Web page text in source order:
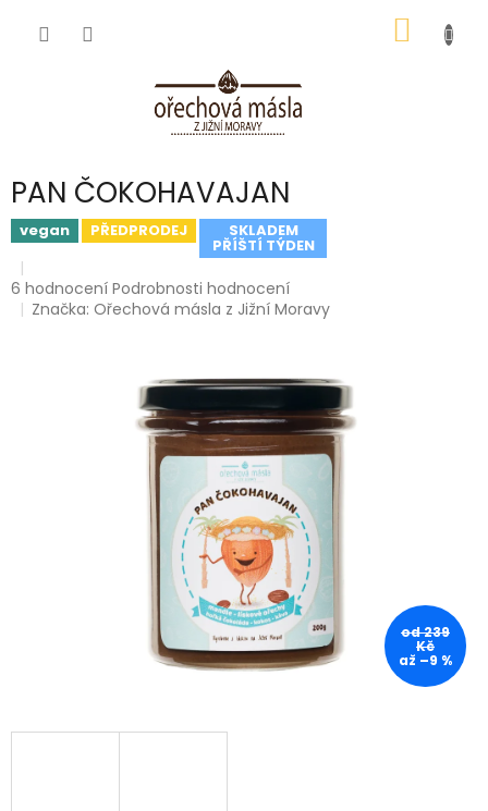
KOŠÍK
PAN ČOKOHAVAJAN
vegan PŘEDPRODEJ SKLADEM
PŘÍŠTÍ TÝDEN
Průměrné
hodnocení
6 hodnocení Podrobnosti hodnocení
Značka:Ořechová másla z Jižní Moravy
od 239
Kč
až –9 %